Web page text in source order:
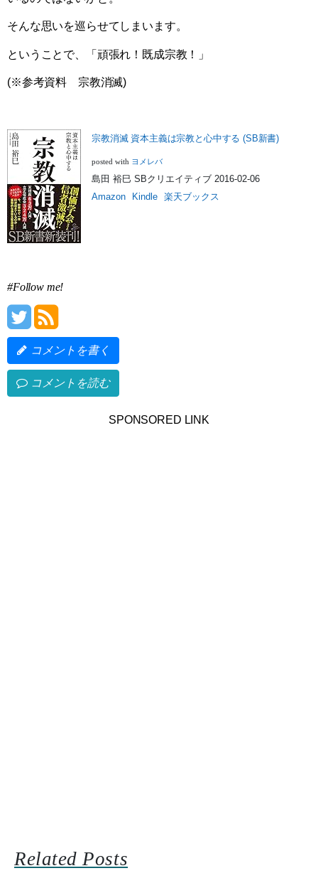
そんな思いを巡らせてしまいます。
ということで、「頑張れ！既成宗教！」
(※参考資料 宗教消滅)
宗教消滅 資本主義は宗教と心中する (SB新書)
posted with ヨメレバ
島田 裕巳 SBクリエイティブ 2016-02-06
Amazon
Kindle 楽天ブックス
#Follow me!
コメントを書く
コメントを読む
SPONSORED LINK
Related Posts